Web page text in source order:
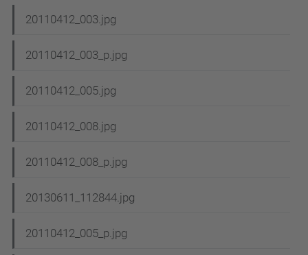
20110412_003.jpg
20110412_003_p.jpg
20110412_005.jpg
20110412_008.jpg
20110412_008_p.jpg
20130611_112844.jpg
20110412_005_p.jpg